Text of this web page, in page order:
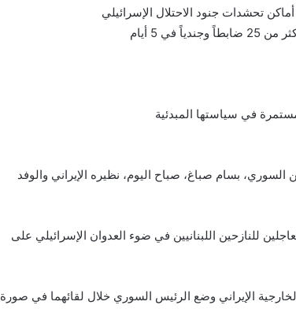
تحشدات جنود الاحتلال الإسرائيلي
5 أيام
في سياستها المبدئية
بسام صباغ، صباح اليوم، نظيره الإيراني والوفد
للنازحين اللبنانيين في ضوء العدوان الإسرائيلي على
الإيراني وضع الرئيس السوري خلال لقائهما في صورة